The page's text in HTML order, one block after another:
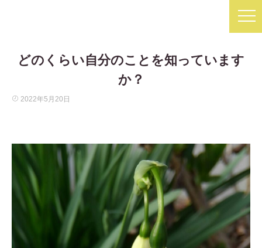
どのくらい自分のことを知っています
か？
2022年5月20日